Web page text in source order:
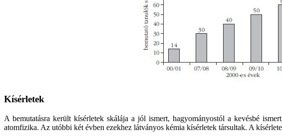
Kísérletek
A bemutatásra került kísérletek skálája a jól ismert, hagyományostól a kevésbé
atomfizika. Az utóbbi két évben ezekhez látványos kémia kísérletek társultak. A